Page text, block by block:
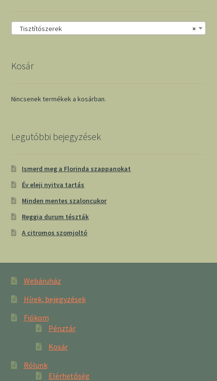
×
Tisztítószerek
Kosár
Nincsenek termékek a kosárban.
Legutóbbi bejegyzések
Ismerd meg a Florinda szappanokat
Év eleji nyitva tartás
Minden mentes szaloncukor
Reggia durum tészták
A citromos szomjoltó
Webáruház
Hírek, bejegyzések
Fiókom
Pénztár
Kosár
Rólunk
Elérhetőség